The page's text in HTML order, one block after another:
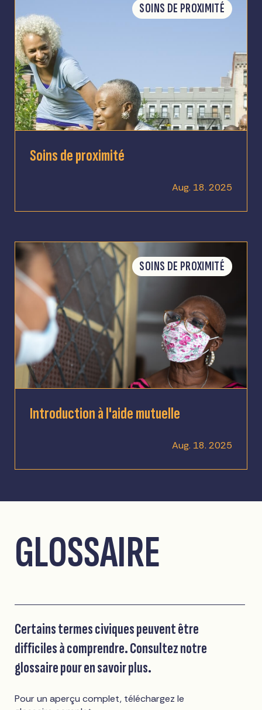
SOINS DE PROXIMITÉ
Soins de proximité
Aug. 18. 2025
SOINS DE PROXIMITÉ
Introduction à l'aide mutuelle
Aug. 18. 2025
GLOSSAIRE
Certains termes civiques peuvent être
difficiles à comprendre. Consultez notre
glossaire pour en savoir plus.
Pour un aperçu complet, téléchargez le